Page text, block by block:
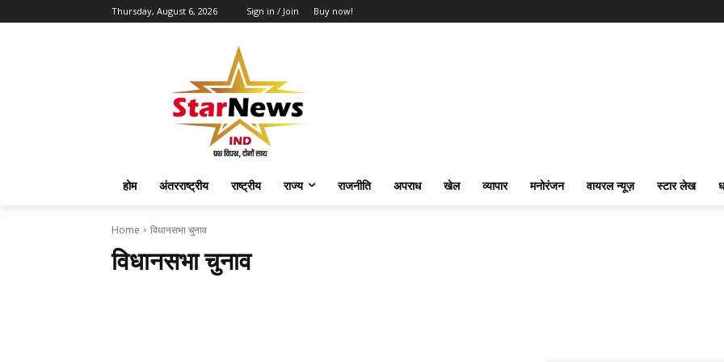
Thursday, August 6, 2026 Sign in / Join Buy now!
होम अंतरराष्ट्रीय राष्ट्रीय राज्य राजनीति अपराध खेल व्यापार मनोरंजन वायरल न्यूज़ स्टार लेख
Home विधानसभा चुनाव
विधानसभा चुनाव